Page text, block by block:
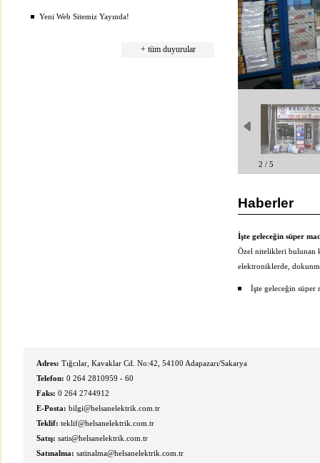
Yeni Web Sitemiz Yayında!
+ tüm duyurular
2 / 5
Haberler
İşte geleceğin süper
Özel nitelikleri bulunan
elektroniklerde,
İşte geleceğin süper
Adres: Tığcılar, Kavaklar Cd. No:42, 54100 Adapazarı/Sakarya
Telefon: 0 264 2810959 - 60
Faks: 0 264 2744912
E-Posta: bilgi@helsanelektrik.com.tr
Teklif: teklif@helsanelektrik.com.tr
Satış: satis@helsanelektrik.com.tr
Satınalma: satinalma@helsanelektrik.com.tr